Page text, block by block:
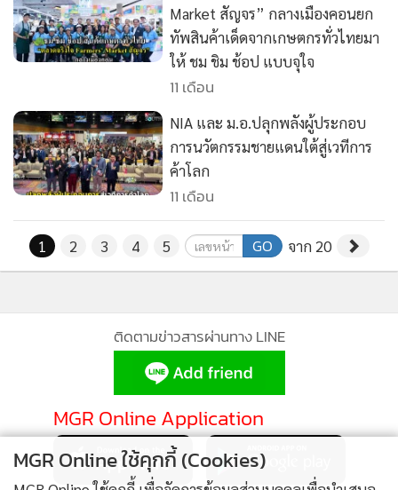
Market สัญจร” กลางเมืองคอนยก
ทัพสินค้าเด็ดจากเกษตกรทั่วไทยมา
ให้ ชม ชิม ช้อป แบบจุใจ
11 เดือน
NIA และ ม.อ.ปลุกพลังผู้ประกอบ
การนวัตกรรมชายแดนใต้สู่เวทีการ
ค้าโลก
11 เดือน
1 2 3 4 5 GO จาก 20
ติดตามข่าวสารผ่านทาง LINE
MGR Online Application
MGR Online ใช้คุกกี้ (Cookies)